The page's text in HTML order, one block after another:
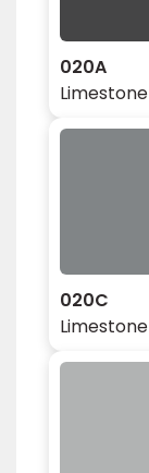
020A
Limestone
020C
Limestone